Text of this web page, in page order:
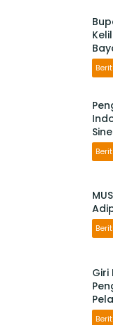
Giri